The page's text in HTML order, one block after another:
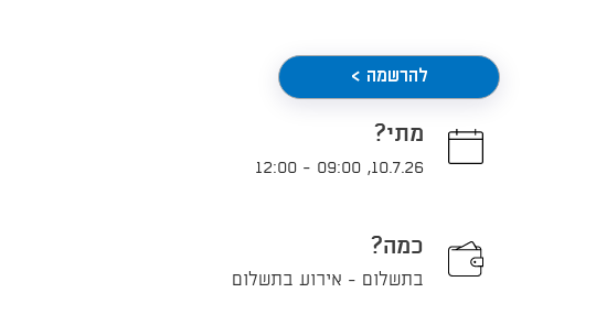
להרשמה >
מתי?
10.7.26
,
09:00
-
12:00
כמה?
בתשלום - אירוע בתשלום